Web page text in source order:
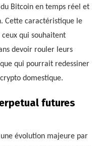
Bitcoin en temps réel et
Cette caractéristique le
qui souhaitent
devoir rouler leurs
qui pourrait redessiner
domestique.
futures
évolution majeure par